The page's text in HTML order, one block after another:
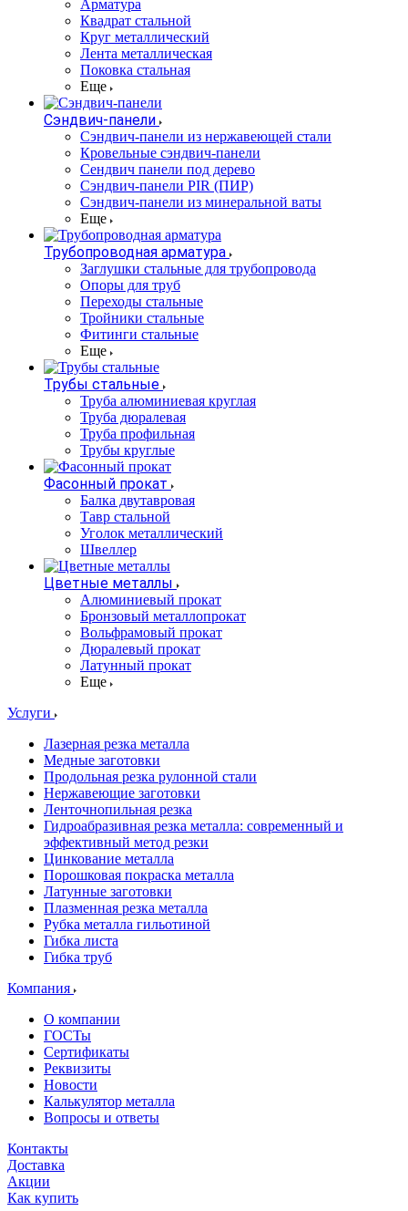
Арматура
Квадрат стальной
Круг металлический
Лента металлическая
Поковка стальная
Еще
Сэндвич-панели
Cэндвич-панели из нержавеющей стали
Кровельные сэндвич-панели
Сендвич панели под дерево
Сэндвич-панели PIR (ПИР)
Сэндвич-панели из минеральной ваты
Еще
Трубопроводная арматура
Заглушки стальные для трубопровода
Опоры для труб
Переходы стальные
Тройники стальные
Фитинги стальные
Еще
Трубы стальные
Труба алюминиевая круглая
Труба дюралевая
Труба профильная
Трубы круглые
Фасонный прокат
Балка двутавровая
Тавр стальной
Уголок металлический
Швеллер
Цветные металлы
Алюминиевый прокат
Бронзовый металлопрокат
Вольфрамовый прокат
Дюралевый прокат
Латунный прокат
Еще
Услуги
Лазерная резка металла
Медные заготовки
Продольная резка рулонной стали
Нержавеющие заготовки
Ленточнопильная резка
Гидроабразивная резка металла: современный и
эффективный метод резки
Цинкование металла
Порошковая покраска металла
Латунные заготовки
Плазменная резка металла
Рубка металла гильотиной
Гибка листа
Гибка труб
Компания
О компании
ГОСТы
Сертификаты
Реквизиты
Новости
Калькулятор металла
Вопросы и ответы
Контакты
Доставка
Акции
Как купить